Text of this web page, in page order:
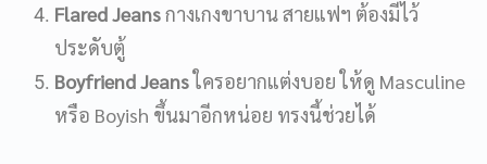
Flared Jeansกางเกงขาบาน สายแฟฯ ต้องมีไว้
ประดับตู้
Boyfriend Jeansใครอยากแต่งบอย ให้ดู Masculine
หรือ Boyish ขึ้นมาอีกหน่อย ทรงนี้ช่วยได้